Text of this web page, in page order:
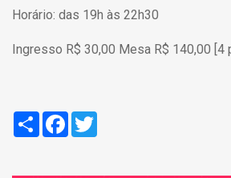
Horário: das 19h às 22h30
Ingresso R$ 30,00 Mesa R$ 140,00 [4
Compartilhar
Facebook